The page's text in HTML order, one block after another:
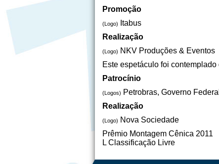
Promoção
(Logo)
Itabus
Realização
(Logo) NKV Produções & Eventos
Este espetáculo foi
Patrocínio
(Logos) Petrobras, Governo
Realização
(Logo) Nova Sociedade
Prêmio Montagem Cênica 2011
L Classificação Livre